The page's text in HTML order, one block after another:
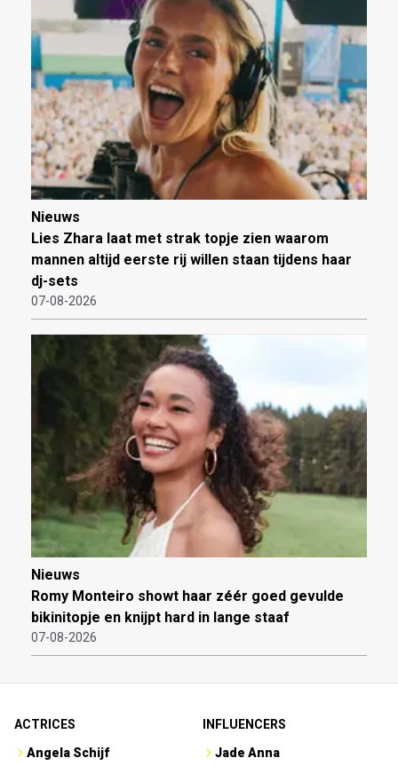
Nieuws
Lies Zhara laat met strak topje zien waarom
mannen altijd eerste rij willen staan tijdens haar
dj-sets
07-08-2026
Nieuws
Romy Monteiro showt haar zéér goed gevulde
bikinitopje en knijpt hard in lange staaf
07-08-2026
ACTRICES
Angela Schijf
INFLUENCERS
Jade Anna